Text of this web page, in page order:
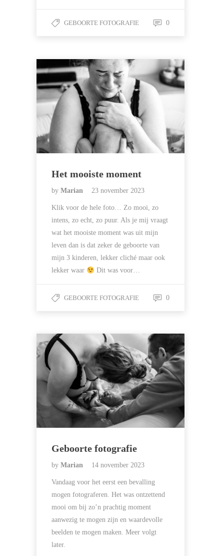
GEBOORTE FOTOGRAFIE 0
Het mooiste moment
by Marian 23 november 2023
Klik voor de hele foto… Zo mooi, zo
intens, zo echt, zo puur. Als je mij vraagt
wat het mooiste moment was uit mijn
leven dan is dat zeker de geboorte van
mijn 3 kinderen, lekker cliché maar ook
lekker waar
Dit was voor…
GEBOORTE FOTOGRAFIE 0
Geboorte fotografie
by Marian 14 november 2023
Vandaag voor het eerst een bevalling
mogen fotograferen. Het was ontzettend
mooi om bij zo’n prachtig moment
aanwezig te mogen zijn en waardevolle
beelden te mogen maken. Meer volgt
later.